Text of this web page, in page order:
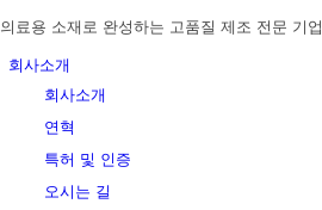
의료용 소재로 완성하는 고품질 제조 전문 기업
회사소개
회사소개
연혁
특허 및 인증
오시는 길